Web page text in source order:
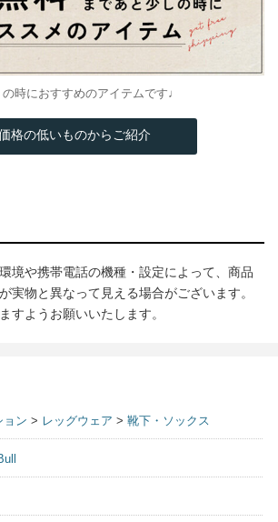
時におすすめのアイテムです♩
格の低いものからご紹介
境や携帯電話の機種・設定によって、商品
実物と異なって見える場合がございます。
すようお願いいたします。
ョン > レッグウェア > 靴下・ソックス